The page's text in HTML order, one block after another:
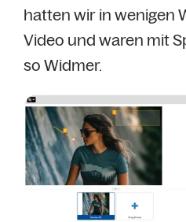
hatten wir in wenigen
Video und waren mit
so Widmer.